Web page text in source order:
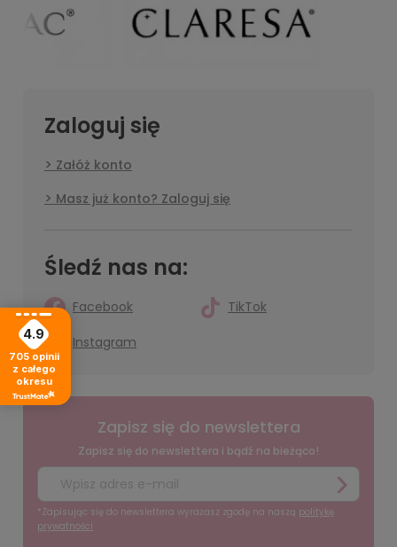
Zaloguj się
Załóż konto
Masz już konto? Zaloguj się
Śledź nas na:
Facebook
TikTok
Instagram
Zapisz się do newslettera
Zapisz się do newslettera i bądź na bieżąco!
*Zapisując się do newslettera wyrażasz zgodę na naszą politykę
prywatności
4.9
705 opinii
z całego
okresu